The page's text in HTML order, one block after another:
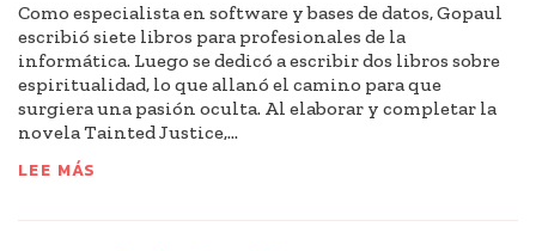
Como especialista en software y bases de datos, Gopaul
escribió siete libros para profesionales de la
informática. Luego se dedicó a escribir dos libros sobre
espiritualidad, lo que allanó el camino para que
surgiera una pasión oculta. Al elaborar y completar la
novela Tainted Justice,...
LEE MÁS